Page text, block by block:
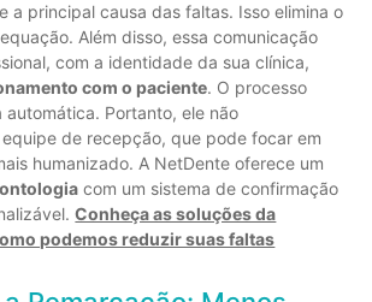
a principal causa das faltas. Isso elimina o
Além disso, essa comunicação
com a identidade da sua clínica,
com o paciente. O processo
automática. Portanto, ele não
de recepção, que pode focar em
humanizado. A NetDente oferece um
com um sistema de confirmação
Conheça as soluções da
podemos reduzir suas faltas